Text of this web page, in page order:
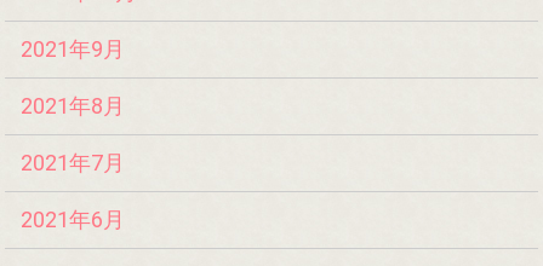
2021年9月
2021年8月
2021年7月
2021年6月